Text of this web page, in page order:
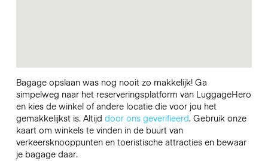
Bagage opslaan was nog nooit zo makkelijk! Ga
simpelweg naar het reserveringsplatform van LuggageHero
en kies de winkel of andere locatie die voor jou het
gemakkelijkst is. Altijd door ons geverifieerd. Gebruik onze
kaart om winkels te vinden in de buurt van
verkeersknooppunten en toeristische attracties en bewaar
je bagage daar.